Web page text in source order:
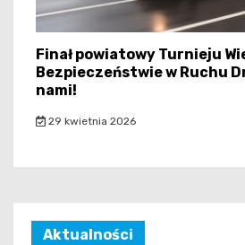
Finał powiatowy Turnieju
Bezpieczeństwie w Ruchu
nami!
29 kwietnia 2026
Aktualności